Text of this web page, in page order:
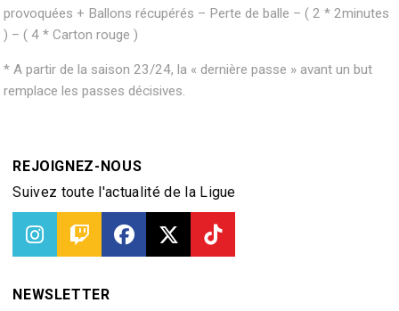
provoquées + Ballons récupérés – Perte de balle – ( 2 * 2minutes
) – ( 4 * Carton rouge )
* A partir de la saison 23/24, la « dernière passe » avant un but
remplace les passes décisives.
REJOIGNEZ-NOUS
Suivez toute l'actualité de la Ligue
NEWSLETTER